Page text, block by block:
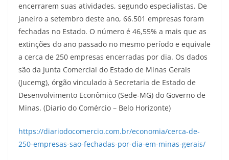
encerrarem suas atividades, segundo especialistas. De
janeiro a setembro deste ano, 66.501 empresas foram
fechadas no Estado. O número é 46,55% a mais que as
extinções do ano passado no mesmo período e equivale
a cerca de 250 empresas encerradas por dia. Os dados
são da Junta Comercial do Estado de Minas Gerais
(Jucemg), órgão vinculado à Secretaria de Estado de
Desenvolvimento Econômico (Sede-MG) do Governo de
Minas. (Diario do Comércio – Belo Horizonte)
https://diariodocomercio.com.br/economia/cerca-de-
250-empresas-sao-fechadas-por-dia-em-minas-gerais/